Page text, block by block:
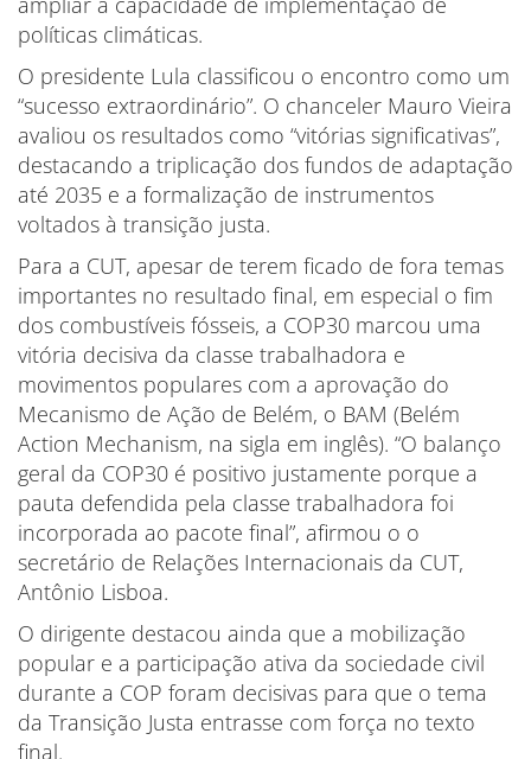
políticas climáticas.
O presidente Lula classificou o encontro como um
“sucesso extraordinário”. O chanceler Mauro Vieira
avaliou os resultados como “vitórias significativas”,
destacando a triplicação dos fundos de adaptação
até 2035 e a formalização de instrumentos
voltados à transição justa.
Para a CUT, apesar de terem ficado de fora temas
importantes no resultado final, em especial o fim
dos combustíveis fósseis, a COP30 marcou uma
vitória decisiva da classe trabalhadora e
movimentos populares com a aprovação do
Mecanismo de Ação de Belém, o BAM (Belém
Action Mechanism, na sigla em inglês). “O balanço
geral da COP30 é positivo justamente porque a
pauta defendida pela classe trabalhadora foi
incorporada ao pacote final”, afirmou o o
secretário de Relações Internacionais da CUT,
Antônio Lisboa.
O dirigente destacou ainda que a mobilização
popular e a participação ativa da sociedade civil
durante a COP foram decisivas para que o tema
da Transição Justa entrasse com força no texto
final.